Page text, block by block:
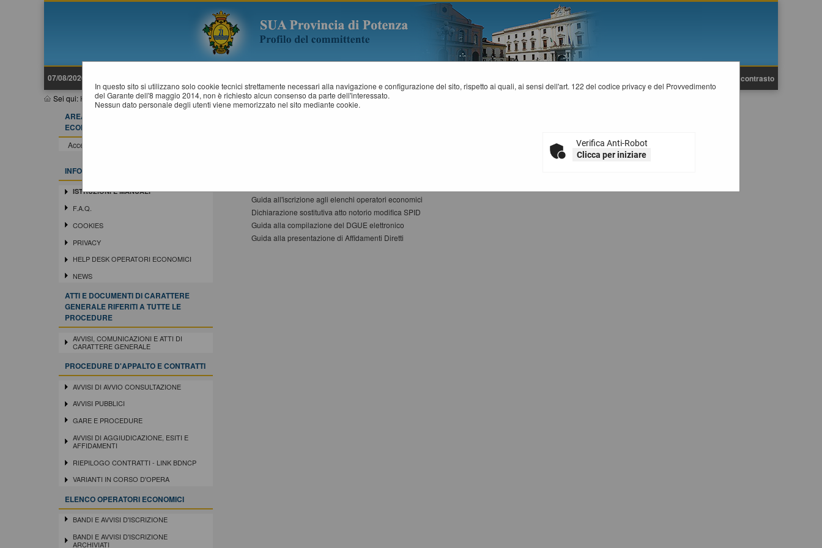
07/08/2026 19:21 Alto contrasto
Sei qui: Home»Informazioni»Istruzioni e manuali
In questo sito si utilizzano solo cookie tecnici strettamente necessari alla navigazione e configurazione del sito, rispetto ai quali, ai sensi dell'art. 122 del codice privacy e del Provvedimento
del Garante dell'8 maggio 2014, non è richiesto alcun consenso da parte dell'interessato.
Nessun dato personale degli utenti viene memorizzato nel sito mediante cookie.
Verifica Anti-Robot
Clicca per iniziare
AREA RISERVATA OPERATORE
ECONOMICO
Accedi - Registrati
INFORMAZIONI
ISTRUZIONI E MANUALI
F.A.Q.
COOKIES
PRIVACY
HELP DESK OPERATORI ECONOMICI
NEWS
ATTI E DOCUMENTI DI CARATTERE
GENERALE RIFERITI A TUTTE LE
PROCEDURE
AVVISI, COMUNICAZIONI E ATTI DI
CARATTERE GENERALE
PROCEDURE D'APPALTO E CONTRATTI
AVVISI DI AVVIO CONSULTAZIONE
AVVISI PUBBLICI
GARE E PROCEDURE
AVVISI DI AGGIUDICAZIONE, ESITI E
AFFIDAMENTI
RIEPILOGO CONTRATTI - LINK BDNCP
VARIANTI IN CORSO D'OPERA
ELENCO OPERATORI ECONOMICI
BANDI E AVVISI D'ISCRIZIONE
BANDI E AVVISI D'ISCRIZIONE
ARCHIVIATI
Di seguito si riportano i manuali di supporto per operare con la piattaforma telematica dell'Ente.
Guida all'iscrizione agli elenchi operatori economici
Dichiarazione sostitutiva atto notorio modifica SPID
Guida alla compilazione del DGUE elettronico
Guida alla presentazione di Affidamenti Diretti